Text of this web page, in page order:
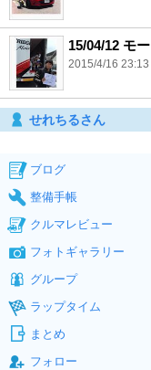
15/04/12 モ
2015/4/16 23:13
せれちるさん
ブログ
整備手帳
クルマレビュー
フォトギャラリー
グループ
ラップタイム
まとめ
フォロー